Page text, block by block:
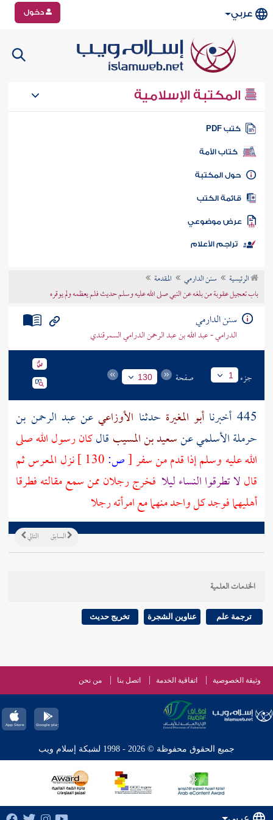
عربي دخول
المكتبة الإسلامية
كتب PDF
كتاب الأمة
المكتبة
الكتب
موضوعي
تراجم الأعلام
الرئيسية سنن الدارمي
المقدمة
باب تعجيل عقوبة من بلغه عن النبي صلى الله عليه وسلم حديث فلم يعظمه ولم يوقره
سنن الدارمي
الدرامي - عبد الله بن عبد الرحمن الدرامي السمرقندي
جزء 1 صفحة 130
445 أخبرنا أبو المغيرة حدثنا الأوزاعي عنعبد الرحمن بن
حرملة الأسلميعنسعيد بن المسيب قالكان رسول الله صلى
الله عليه وسلم إذا قدم من سفر[ص:
نزل المعرس ثم
قاللا تطرقوا النساء ليلا فخرج رجلان ممن سمع مقالته فطرقا
أهليهما فوجد كل واحد منهما مع امرأته رجلا
التالي السابق
الخدمات العلمية
ترجمة علم عناوين الشجرة تخريج حديث
وثيقة الخصوصية اتفاقية الخدمة اتصل بنا من نحن
جميع الحقوق محفوظة © 2026 - 1998 لشبكة إسلام ويب